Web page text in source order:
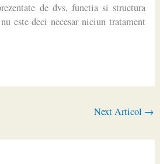
de dvs, functia si structura
este deci necesar niciun tratament
Next Articol →